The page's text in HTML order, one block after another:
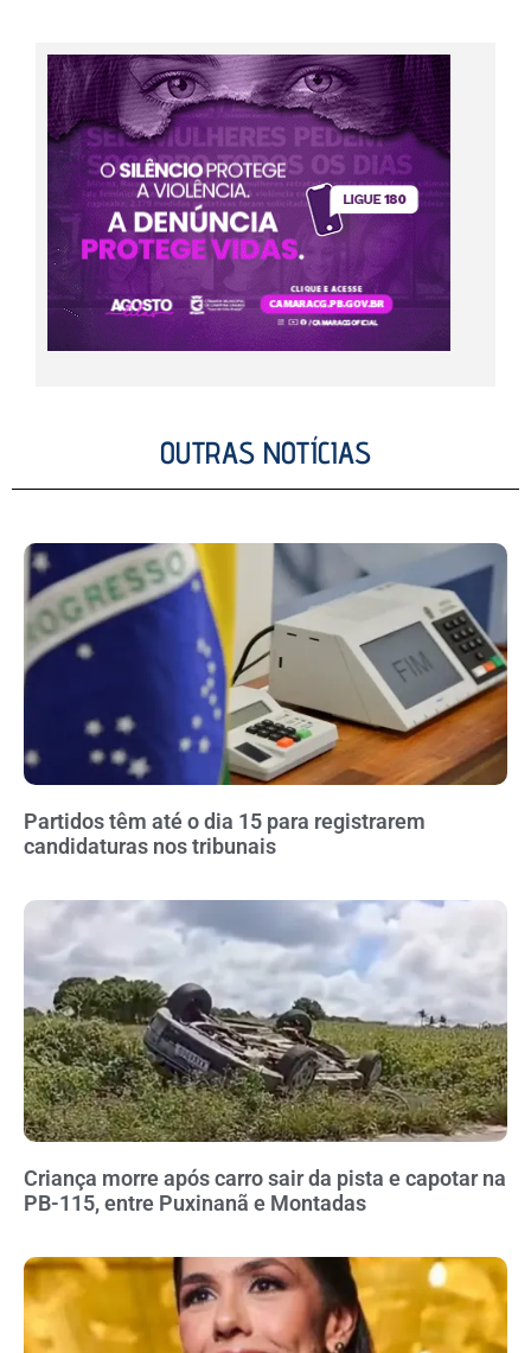
OUTRAS NOTÍCIAS
Partidos têm até o dia 15 para registrarem
candidaturas nos tribunais
Criança morre após carro sair da pista e capotar na
PB-115, entre Puxinanã e Montadas